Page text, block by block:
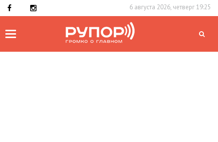
6 августа 2026, четверг 19:25
Toggle